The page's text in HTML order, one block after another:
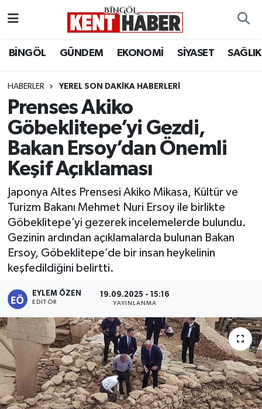
BİNGÖL GÜNDEM EKONOMİ SİYASET SAĞLIK
HABERLER YEREL SON DAKIKA HABERLERI
Prenses Akiko
Göbeklitepe’yi Gezdi,
Bakan Ersoy’dan Önemli
Keşif Açıklaması
Japonya Altes Prensesi Akiko Mikasa, Kültür ve
Turizm Bakanı Mehmet Nuri Ersoy ile birlikte
Göbeklitepe’yi gezerek incelemelerde bulundu.
Gezinin ardından açıklamalarda bulunan Bakan
Ersoy, Göbeklitepe’de bir insan heykelinin
keşfedildiğini belirtti.
EYLEM ÖZEN
EDITÖR
19.09.2025 - 15:16
YAYINLANMA
BİLİM-TEKNOLOJİ
DÜNYA
EĞİTİM
EKONOMİ
GENÇ
GÜNDEM
KARLIOVA
RESMİ İLANLAR
SAĞLIK
SİYASET
Bingöl Hava Durumu
Bingöl Namaz Vakitleri
Bingöl Trafik Yoğunluk Haritası
Süper Lig Puan Durumu ve Fikstür
Tüm Manşetler
Son Dakika Haberleri
Haber Arşivi